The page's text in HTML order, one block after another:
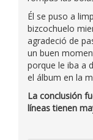
Él se puso a
bizcochuelo
agradeció de
un buen
porque le iba a
el álbum en la
La conclusión
líneas tienen